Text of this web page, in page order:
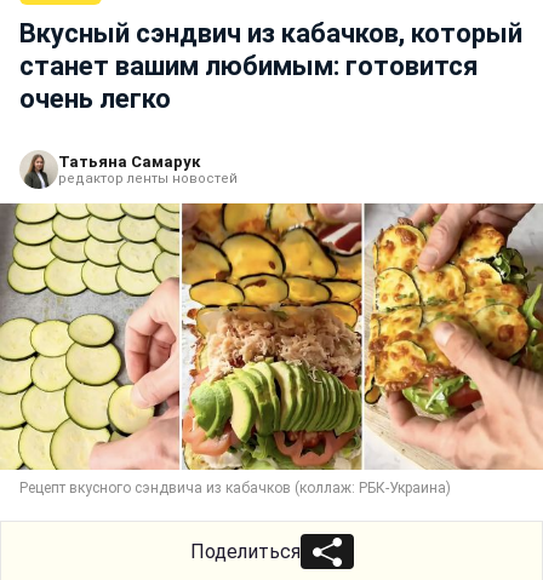
Вкусный сэндвич из кабачков, который
станет вашим любимым: готовится
очень легко
Татьяна Самарук
редактор ленты новостей
Рецепт вкусного сэндвича из кабачков (коллаж: РБК-Украина)
Поделиться